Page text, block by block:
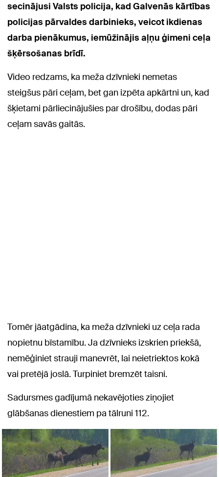
secinājusi Valsts policija, kad Galvenās kārtības
policijas pārvaldes darbinieks, veicot ikdienas
darba pienākumus, iemūžinājis aļņu ģimeni ceļa
šķērsošanas brīdī.
Video redzams, ka meža dzīvnieki nemetas
steigšus pāri ceļam, bet gan izpēta apkārtni un, kad
šķietami pārliecinājušies par drošību, dodas pāri
ceļam savās gaitās.
Tomēr jāatgādina, ka meža dzīvnieki uz ceļa rada
nopietnu bīstamību. Ja dzīvnieks izskrien priekšā,
nemēģiniet strauji manevrēt, lai neietriektos kokā
vai pretējā joslā. Turpiniet bremzēt taisni.
Sadursmes gadījumā nekavējoties ziņojiet
glābšanas dienestiem pa tālruni 112.